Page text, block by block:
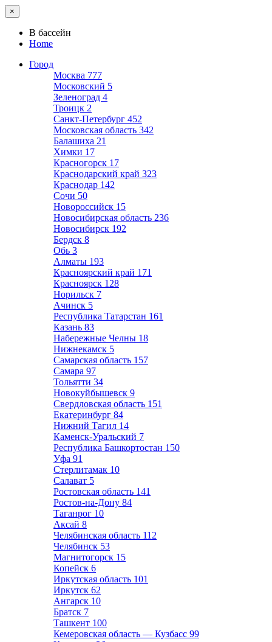
×
В бассейн
Home
Город
Москва 777
Московский 5
Зеленоград 4
Троицк 2
Санкт-Петербург 452
Московская область 342
Балашиха 21
Химки 17
Красногорск 17
Краснодарский край 323
Краснодар 142
Сочи 50
Новороссийск 15
Новосибирская область 236
Новосибирск 192
Бердск 8
Обь 3
Алматы 193
Красноярский край 171
Красноярск 128
Норильск 7
Ачинск 5
Республика Татарстан 161
Казань 83
Набережные Челны 18
Нижнекамск 5
Самарская область 157
Самара 97
Тольятти 34
Новокуйбышевск 9
Свердловская область 151
Екатеринбург 84
Нижний Тагил 14
Каменск-Уральский 7
Республика Башкортостан 150
Уфа 91
Стерлитамак 10
Салават 5
Ростовская область 141
Ростов-на-Дону 84
Таганрог 10
Аксай 8
Челябинская область 112
Челябинск 53
Магнитогорск 15
Копейск 6
Иркутская область 101
Иркутск 62
Ангарск 10
Братск 7
Ташкент 100
Кемеровская область — Кузбасс 99